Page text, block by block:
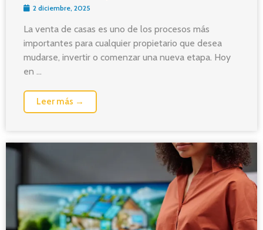
2 diciembre, 2025
La venta de casas es uno de los procesos más
importantes para cualquier propietario que desea
mudarse, invertir o comenzar una nueva etapa. Hoy
en ...
Leer más →